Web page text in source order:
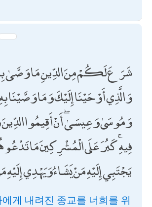
شَرَعَ لَكُمْ مِنَ الدِّينِ مَا وَصَّىٰ
وَالَّذِي أَوْحَيْنَا إِلَيْكَ وَمَا وَصَّيْنَا
وَمُوسَىٰ وَعِيسَىٰ ۖ أَنْ أَقِيمُوا الدِّينَ
فِيهِ ۚ كَبُرَ عَلَى الْمُشْرِكِينَ مَا تَدْعُوهُمْ
يَجْتَبِي إِلَيْهِ مَنْ يَشَاءُ وَيَهْدِي
게 내려진 종교를 너희를 위